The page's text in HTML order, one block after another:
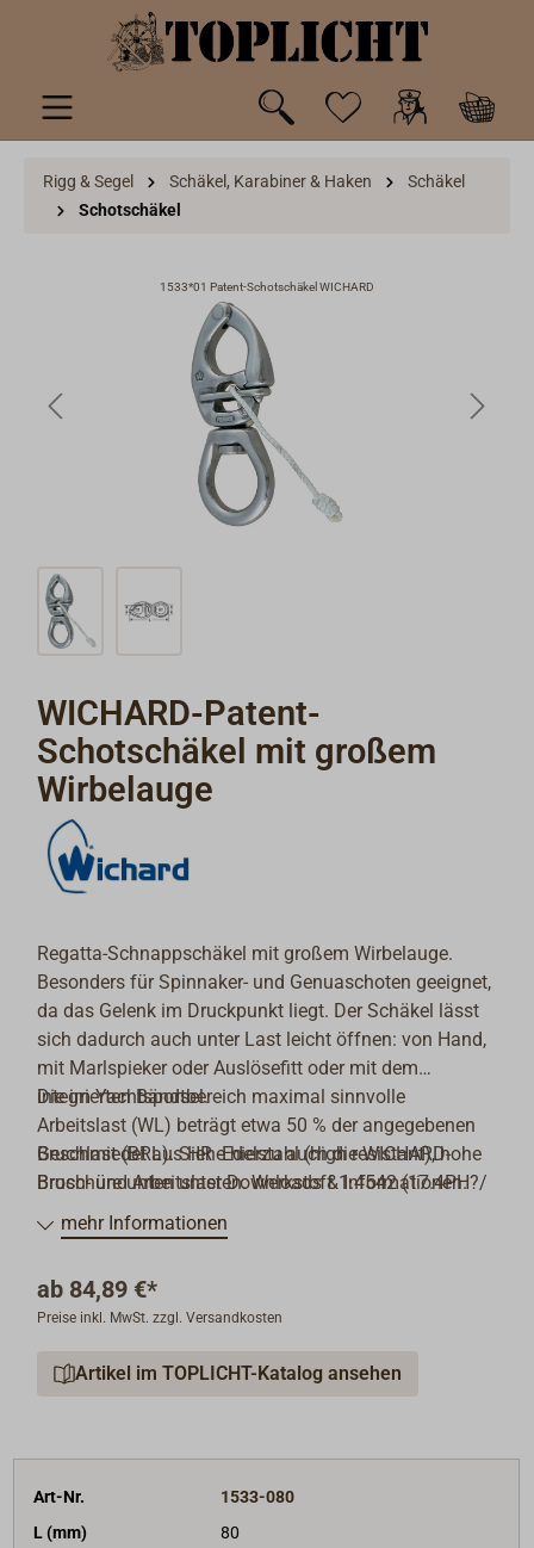
springen
Rigg & Segel Schäkel, Karabiner & Haken
Schäkel
Schotschäkel
1533*01 Patent-Schotschäkel WICHARD
WICHARD-Patent-
Schotschäkel mit großem
Wirbelauge
Regatta-Schnappschäkel mit großem Wirbelauge.
Besonders für Spinnaker- und Genuaschoten geeignet,
da das Gelenk im Druckpunkt liegt. Der Schäkel lässt
sich dadurch auch unter Last leicht öffnen: von Hand,
mit Marlspieker oder Auslösefitt oder mit dem
integrierten Bändsel.
Geschmiedet aus HR -Edelstahl (high resistant), hohe
Bruch- und Arbeitslasten. Werkstoff 1.4542 (17.4PH?/
AISI 630).
Schmiede WICHARD für höchste Qualität und
Sicherheit. Viele Extrem- und Regattasegler sind von
und haben diese in enger Zusammenarbeit mit der
Die im Yachtsportbereich maximal sinnvolle
Arbeitslast (WL) beträgt etwa 50 % der angegebenen
Bruchlast (BRL). Siehe hierzu auch die WICHARD-
Broschüre unten unter Downloads & Informationen.
mehr Informationen
ab 84,89 €*
Preise inkl. MwSt. zzgl. Versandkosten
Artikel im TOPLICHT-Katalog ansehen
Art-Nr.
1533-080
L (mm)
80